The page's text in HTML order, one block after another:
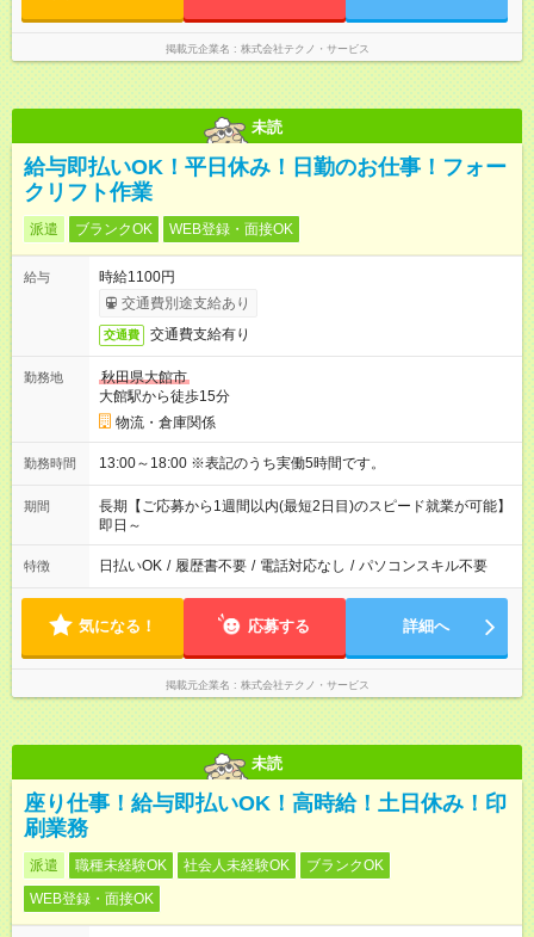
掲載元企業名 株式会社テクノ・サービス
未読
給与即払いOK！平日休み！日勤のお仕事！フォー
クリフト作業
派遣 ブランクOK WEB登録・面接OK
給与
時給1100円
交通費別途支給あり
交通費 交通費支給有り
勤務地
秋田県大館市
大館駅から徒歩15分
物流・倉庫関係
勤務時間 13:00～18:00 ※表記のうち実働5時間です。
期間
長期【ご応募から1週間以内(最短2日目)のスピード就業が可能】
即日～
特徴 日払いOK / 履歴書不要 / 電話対応なし / パソコンスキル不要
気になる！ 応募する 詳細へ
掲載元企業名 株式会社テクノ・サービス
未読
座り仕事！給与即払いOK！高時給！土日休み！印
刷業務
派遣 職種未経験OK 社会人未経験OK
ブランクOK
WEB登録・面接OK